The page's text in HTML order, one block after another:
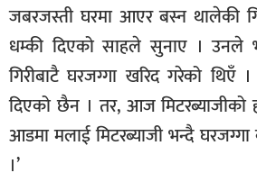
जबरजस्ती घरमा आएर बस्न थालेकी
धम्की दिएको साहले सुनाए । उनले
गिरीबाटै घरजग्गा खरिद गरेको
दिएको छैन । तर, आज
आडमा मलाई मिटरब्याजी भन्दै
।’